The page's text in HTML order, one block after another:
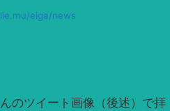
eiga/news
のツイート画像（後述）で拝